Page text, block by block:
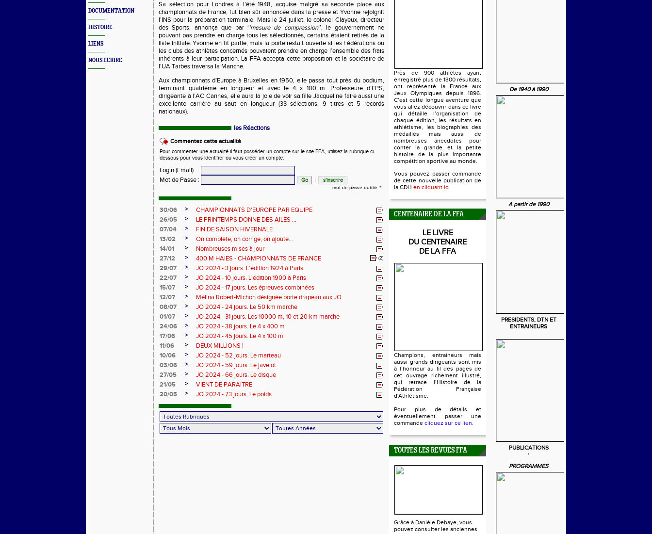
DOCUMENTATION
HISTOIRE
LIENS
NOUS ECRIRE
Sa sélection pour Londres à l’été 1948, acquise malgré sa seconde place aux
championnats de France, fut bien sûr annoncée dans la presse et Yvonne rejoignit
l’INS pour la préparation terminale. Mais le 24 juillet, le colonel Clayeux, directeur
des Sports, annonça que par ‘’mesure de compression’’, le gouvernement ne
pouvant pas prendre en charge tous les sélectionnés, certains étaient retirés de la
liste initiale. Yvonne en fit partie, mais la porte restait ouverte si les Fédérations ou
les clubs des athlètes concernés pouvaient prendre en charge l’ensemble des frais
inhérents à leur participation. La FFA accepta cette proposition et la sociétaire de
l’UA Tarbes traversa la Manche.
Aux championnats d’Europe à Bruxelles en 1950, elle passa tout près du podium,
terminant quatrième en longueur et avec le 4 x 100 m. Professeure d’EPS,
dirigeante à l’AC Cannes, elle aura la joie de voir sa fille Jacqueline faire aussi une
excellente carrière au saut en longueur (33 sélections, 9 titres et 5 records
nationaux).
les Réactions
Commentez cette actualité
Pour commenter une actualité il faut posséder un compte sur le site FFA, utilisez la rubrique ci-
dessous pour vous identifier ou vous créer un compte.
Login (Email)
:
Mot de Passe : |
mot de passe oublié ?
30/06 >
CHAMPIONNATS D'EUROPE PAR EQUIPE
26/05
>
LE PRINTEMPS DONNE DES AILES ...
07/04
>
FIN DE SAISON HIVERNALE
13/02
>
On complète, on corrige, on ajoute...
14/01
>
Nombreuses mises à jour
27/12
> 400 M HAIES - CHAMPIONNATS DE FRANCE (2)
29/07 >
JO 2024 - 3 jours. L'édition 1924 à Paris
22/07
>
JO 2024 - 10 jours. L'édition 1900 à Paris
15/07
>
JO 2024 - 17 jours. Les épreuves combinées
12/07
>
Mélina Robert-Michon désignée porte drapeau aux JO
08/07
>
JO 2024 - 24 jours. Le 50 km marche
01/07
>
JO 2024 - 31 jours. Les 10000 m, 10 et 20 km marche
24/06
>
JO 2024 - 38 jours. Le 4 x 400 m
17/06
>
JO 2024 - 45 jours. Le 4 x 100 m
11/06
>
DEUX MILLIONS !
10/06
>
JO 2024 - 52 jours. Le marteau
03/06
>
JO 2024 - 59 jours. Le javelot
27/05
>
JO 2024 - 66 jours. Le disque
21/05
>
VIENT DE PARAITRE
20/05
> JO 2024 - 73 jours. Le poids
Près de 900 athlètes ayant
enregistré plus de 1300 résultats,
ont représenté la France aux
Jeux Olympiques depuis 1896.
C’est cette longue aventure que
vous allez découvrir dans ce livre
qui détaille l’organisation de
chaque édition, les résultats en
athlétisme, les biographies des
médaillés mais aussi de
nombreuses anecdotes pour
conter la grande et la petite
histoire de la plus importante
compétition sportive au monde.
Vous pouvez passer commande
de cette nouvelle publication de
la CDH en cliquant ici
CENTENAIRE DE LA FFA
LE LIVRE
DU CENTENAIRE
DE LA FFA
Champions, entraîneurs mais
aussi grands dirigeants sont mis
à l’honneur au fil des pages de
cet ouvrage richement illustré,
qui retrace l’Histoire de la
Fédération Française
d'Athlétisme.
Pour plus de détails et
éventuellement passer une
commande cliquez sur ce lien.
TOUTES LES REVUES FFA
Grâce à Danièle Debaye, vous
pouvez consulter les anciennes
De 1940 à 1990
A partir de 1990
PRESIDENTS, DTN ET
ENTRAINEURS
PUBLICATIONS
PROGRAMMES